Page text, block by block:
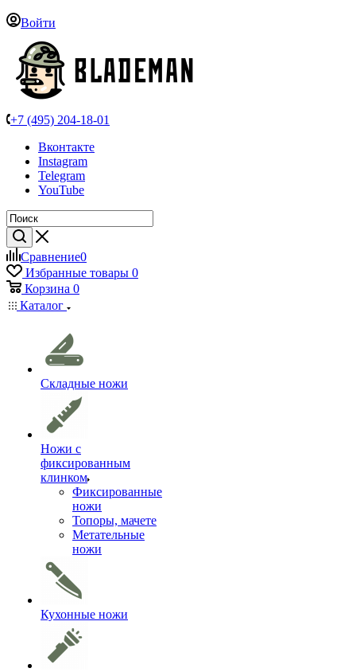
Войти
+7 (495) 204-18-01
Вконтакте
Instagram
Telegram
YouTube
Сравнение0
Избранные товары 0
Корзина 0
Каталог
Складные ножи
Ножи с
фиксированным
клинком
Фиксированные
ножи
Топоры, мачете
Метательные
ножи
Кухонные ножи